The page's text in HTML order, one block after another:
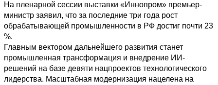
На пленарной сессии выставки «Иннопром» премьер-
министр заявил, что за последние три года рост
обрабатывающей промышленности в РФ достиг почти 23
%.
Главным вектором дальнейшего развития станет
промышленная трансформация и внедрение ИИ-
решений на базе девяти нацпроектов технологического
лидерства. Масштабная модернизация нацелена на